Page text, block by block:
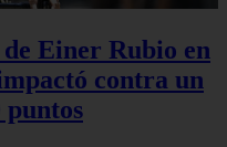
Einer Rubio en
contra un
puntos